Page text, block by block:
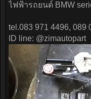
ไฟฟ้ารถยนต์ BMW
tel.083 971 4496, 089
ID line: @zimautopart